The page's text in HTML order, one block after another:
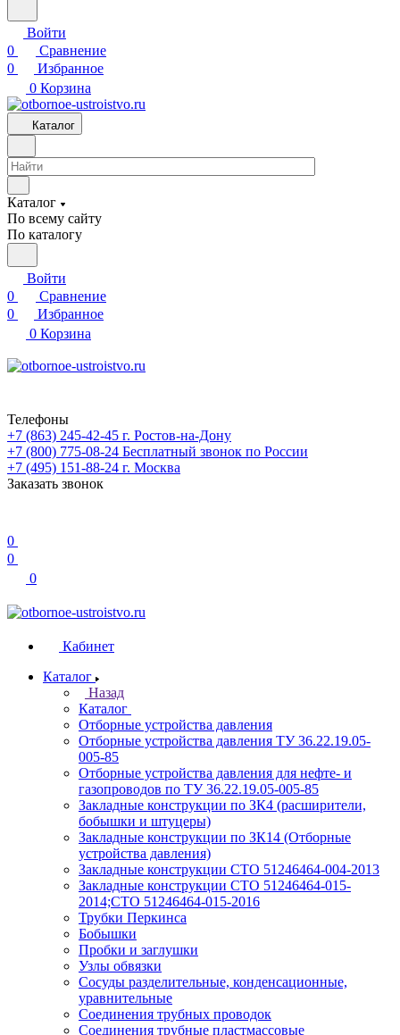
Войти
0
Сравнение
0
Избранное
0 Корзина
Каталог
Каталог
По всему сайту
По каталогу
Войти
0
Сравнение
0
Избранное
0 Корзина
Телефоны
+7 (863) 245-42-45 г. Ростов-на-Дону
+7 (800) 775-08-24 Бесплатный звонок по России
+7 (495) 151-88-24 г. Москва
Заказать звонок
0
0
0
Кабинет
Каталог
Назад
Каталог
Отборные устройства давления
Отборные устройства давления ТУ 36.22.19.05-
005-85
Отборные устройства давления для нефте- и
газопроводов по ТУ 36.22.19.05-005-85
Закладные конструкции по ЗК4 (расширители,
бобышки и штуцеры)
Закладные конструкции по ЗК14 (Отборные
устройства давления)
Закладные конструкции СТО 51246464-004-2013
Закладные конструкции СТО 51246464-015-
2014;СТО 51246464-015-2016
Трубки Перкинса
Бобышки
Пробки и заглушки
Узлы обвязки
Сосуды разделительные, конденсационные,
уравнительные
Соединения трубных проводок
Соединения трубные пластмассовые